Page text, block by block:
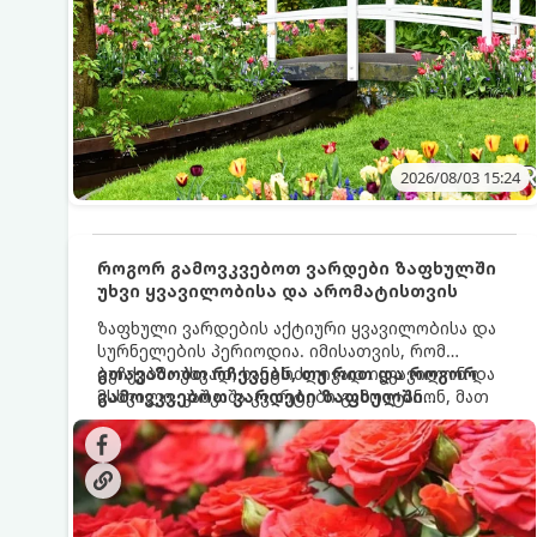
2026/08/03 15:24
როგორ გამოვკვებოთ ვარდები ზაფხულში
უხვი ყვავილობისა და არომატისთვის
ზაფხული ვარდების აქტიური ყვავილობისა და
სურნელების პერიოდია. იმისათვის, რომ
ბუჩქებმა უხვად, ხანგრძლივად იყვავილონ და
მსხვილი, კაშკაშა კვირტები გამოიტანონ, მათ
რეგულარული და სწორი გამოკვება
სჭირდებათ. ზაფხულის პერიოდში მცენარის
მოთხოვნილებები იცვლება, ამიტომ
მნიშვნელოვანია ვიცოდეთ, რომელი სასუქები
გამოიყენება ამ დროს.
გთავაზობთ რჩევებს, თუ რით და როგორ
გამოვკვებოთ ვარდები ზაფხულში
საუკეთესო შედეგის მისაღწევად: